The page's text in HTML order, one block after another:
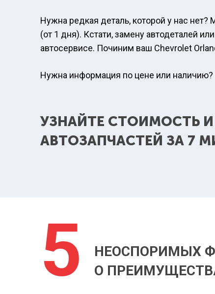
Нужна редкая деталь, которой у нас
(от 1 дня). Кстати, замену автодеталей
автосервисе. Починим ваш Chevrolet
Нужна информация по цене или наличию?
УЗНАЙТЕ СТОИМОСТЬ
АВТОЗАПЧАСТЕЙ ЗА 7
5
НЕОСПОРИМЫХ
О